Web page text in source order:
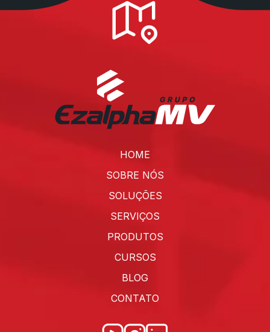
HOME
SOBRE NÓS
SOLUÇÕES
SERVIÇOS
PRODUTOS
CURSOS
BLOG
CONTATO